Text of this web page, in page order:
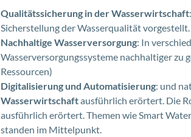
Qualitätssicherung in der Wasserwirtschaft
Sicherstellung der Wasserqualität vorgestellt.
Nachhaltige Wasserversorgung: In
Wasserversorgungssysteme nachhaltiger zu
Ressourcen)
Digitalisierung und Automatisierung: und
Wasserwirtschaftausführlich erörtert. Die
ausführlich erörtert. Themen wie Smart
standen im Mittelpunkt.